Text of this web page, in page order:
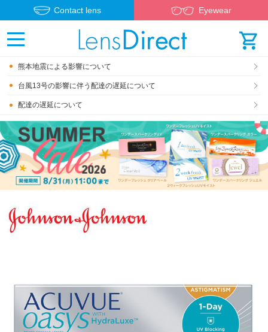
Contact lens Eyewear
熊本地震による影響について
台風13号の影響に伴う配達の遅延について
配達の遅延について